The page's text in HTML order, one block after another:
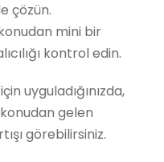
çözün.
mini bir
kontrol edin.
uyguladığınızda,
gelen
görebilirsiniz.